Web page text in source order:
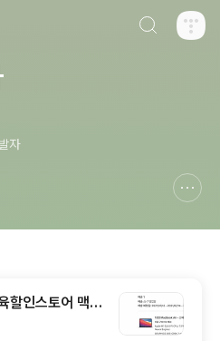
자
인스토어 맥북